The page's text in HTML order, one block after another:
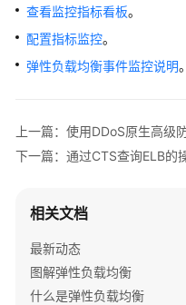
查看监控指标看板。
配置指标监控。
弹性负载均衡事件监控说明。
上一篇：使用DDoS原生高级
下一篇：通过CTS查询ELB的
相关文档
最新动态
图解弹性负载均衡
什么是弹性负载均衡